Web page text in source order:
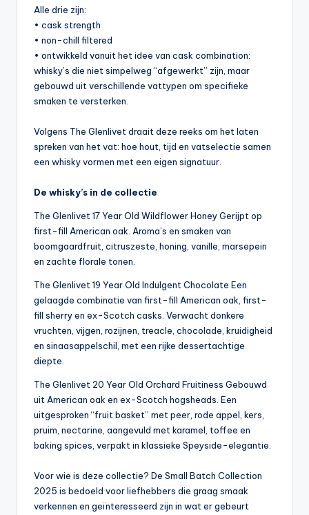
Alle drie zijn:
• cask strength
• non-chill filtered
• ontwikkeld vanuit het idee van cask combination:
whisky’s die niet simpelweg “afgewerkt” zijn, maar
gebouwd uit verschillende vattypen om specifieke
smaken te versterken.
Volgens The Glenlivet draait deze reeks om het laten
spreken van het vat: hoe hout, tijd en vatselectie samen
een whisky vormen met een eigen signatuur.
De whisky’s in de collectie
The Glenlivet 17 Year Old Wildflower Honey Gerijpt op
first-fill American oak. Aroma’s en smaken van
boomgaardfruit, citruszeste, honing, vanille, marsepein
en zachte florale tonen.
The Glenlivet 19 Year Old Indulgent Chocolate Een
gelaagde combinatie van first-fill American oak, first-
fill sherry en ex-Scotch casks. Verwacht donkere
vruchten, vijgen, rozijnen, treacle, chocolade, kruidigheid
en sinaasappelschil, met een rijke dessertachtige
diepte.
The Glenlivet 20 Year Old Orchard Fruitiness Gebouwd
uit American oak en ex-Scotch hogsheads. Een
uitgesproken “fruit basket” met peer, rode appel, kers,
pruim, nectarine, aangevuld met karamel, toffee en
baking spices, verpakt in klassieke Speyside-elegantie.
Voor wie is deze collectie? De Small Batch Collection
2025 is bedoeld voor liefhebbers die graag smaak
verkennen en geïnteresseerd zijn in wat er gebeurt